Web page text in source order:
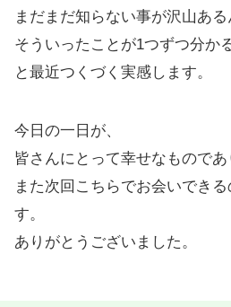
まだまだ知らない事が沢山ある
そういったことが1つずつ分か
と最近つくづく実感します。
今日の一日が、
皆さんにとって幸せなものであ
また次回こちらでお会いでき
す。
ありがとうございました。